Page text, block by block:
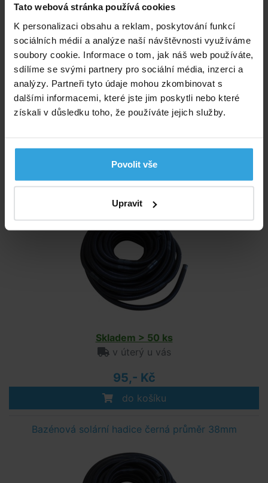
Tato webová stránka používá cookies
K personalizaci obsahu a reklam, poskytování funkcí
sociálních médií a analýze naší návštěvnosti využíváme
soubory cookie. Informace o tom, jak náš web používáte,
sdílíme se svými partnery pro sociální média, inzerci a
analýzy. Partneři tyto údaje mohou zkombinovat s
dalšími informacemi, které jste jim poskytli nebo které
získali v důsledku toho, že používáte jejich služby.
Povolit vše
Upravit
Skladem > 50 ks
v úterý u vás
Bazénová solární hadice černá průměr 32mm
Skladem > 50 ks
v úterý u vás
95,- Kč
do košíku
Bazénová solární hadice černá průměr 38mm